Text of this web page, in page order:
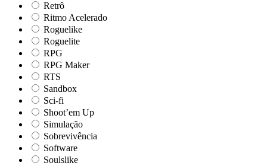
Retrô
Ritmo Acelerado
Roguelike
Roguelite
RPG
RPG Maker
RTS
Sandbox
Sci-fi
Shoot’em Up
Simulação
Sobrevivência
Software
Soulslike